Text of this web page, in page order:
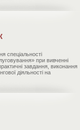
спеціальності
при вивченні
завдання, виконання
діяльності на